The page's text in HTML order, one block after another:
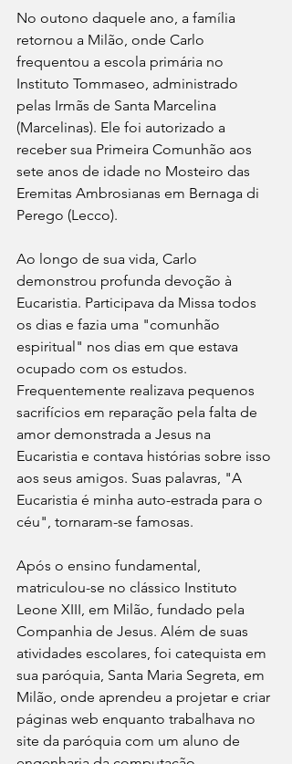
No outono daquele ano, a família
retornou a Milão, onde Carlo
frequentou a escola primária no
Instituto Tommaseo, administrado
pelas Irmãs de Santa Marcelina
(Marcelinas). Ele foi autorizado a
receber sua Primeira Comunhão aos
sete anos de idade no Mosteiro das
Eremitas Ambrosianas em Bernaga di
Perego (Lecco).
Ao longo de sua vida, Carlo
demonstrou profunda devoção à
Eucaristia. Participava da Missa todos
os dias e fazia uma "comunhão
espiritual" nos dias em que estava
ocupado com os estudos.
Frequentemente realizava pequenos
sacrifícios em reparação pela falta de
amor demonstrada a Jesus na
Eucaristia e contava histórias sobre isso
aos seus amigos. Suas palavras, "A
Eucaristia é minha auto-estrada para o
céu", tornaram-se famosas.
Após o ensino fundamental,
matriculou-se no clássico Instituto
Leone XIII, em Milão, fundado pela
Companhia de Jesus. Além de suas
atividades escolares, foi catequista em
sua paróquia, Santa Maria Segreta, em
Milão, onde aprendeu a projetar e criar
páginas web enquanto trabalhava no
site da paróquia com um aluno de